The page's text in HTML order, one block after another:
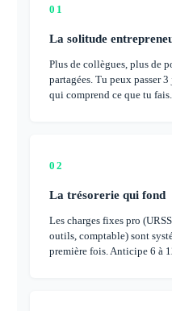
01
La solitude
Plus de collègues, plus de
partagées. Tu peux passer
qui comprend ce que tu fais.
02
La trésorerie qui fond
Les charges fixes pro
outils, comptable) sont
première fois. Anticipe 6 à